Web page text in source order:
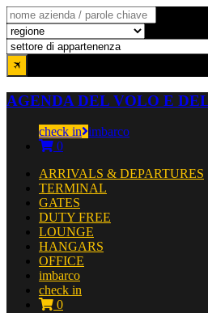
AGENDA DEL VOLO E
check in imbarco
0
ARRIVALS & DEPARTURES
TERMINAL
GATES
DUTY FREE
LOUNGE
HANGARS
OFFICE
imbarco
check in
0